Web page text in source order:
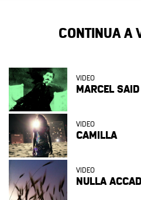
CONTINUA A
VIDEO
MARCEL SAID
VIDEO
CAMILLA
VIDEO
NULLA